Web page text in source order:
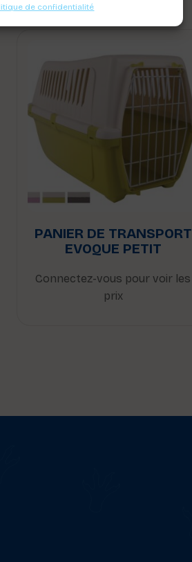
de confidentialité
PANIER DE TRANSPORT
EVOQUE PETIT
Connectez-vous pour voir les
prix